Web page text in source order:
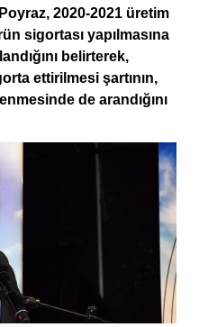
2020-2021 üretim
sigortası yapılmasına
belirterek,
ettirilmesi şartının,
de arandığını